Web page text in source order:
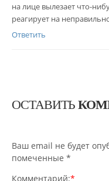
на лице вылезает что-
реагирует на
Ответить
ОСТАВИТЬ
Ваш email не будет
помеченные *
Комментарий:*